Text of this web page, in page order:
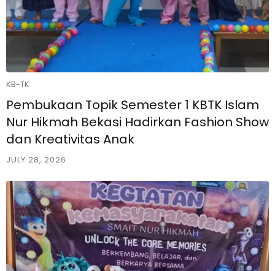
KB-TK
Pembukaan Topik Semester 1 KBTK Islam
Nur Hikmah Bekasi Hadirkan Fashion Show
dan Kreativitas Anak
JULY 28, 2026